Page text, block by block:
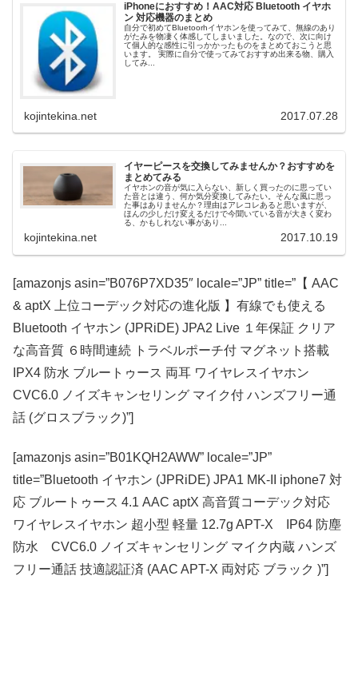
iPhoneにおすすめ！AAC対応 Bluetooth イヤホ
ン 対応機器のまとめ
自分で初めてBluetoorhイヤホンを使ってみて、無線のあり
がたみを物凄く体感してしまいました。なので、次に向け
て個人的な感性に引っかかったものをまとめておこうと思
います。 実際に自分で使ってみておすすめ出来る物、購入
してみ...
kojintekina.net 2017.07.28
イヤーピースを交換してみませんか？おすすめを
まとめてみる
イヤホンの音が気に入らない、新しく買ったのに思ってい
た音とは違う、何か気分変換してみたい。そんな風に思っ
た事はありませんか？理由はアレコレあると思いますが、
ほんの少しだけ変えるだけで今聞いている音が大きく変わ
る、かもしれない事があり...
kojintekina.net 2017.10.19
[amazonjs asin=”B076P7XD35″ locale=”JP” title=”【 AAC
& aptX 上位コーデック対応の進化版 】有線でも使える
Bluetooth イヤホン (JPRiDE) JPA2 Live １年保証 クリア
な高音質 ６時間連続 トラベルポーチ付 マグネット搭載
IPX4 防水 ブルートゥース 両耳 ワイヤレスイヤホン
CVC6.0 ノイズキャンセリング マイク付 ハンズフリー通
話 (グロスブラック)”]
[amazonjs asin=”B01KQH2AWW” locale=”JP”
title=”Bluetooth イヤホン (JPRiDE) JPA1 MK-II iphone7 対
応 ブルートゥース 4.1 AAC aptX 高音質コーデック対応
ワイヤレスイヤホン 超小型 軽量 12.7g APT-X IP64 防塵
防水 CVC6.0 ノイズキャンセリング マイク内蔵 ハンズ
フリー通話 技適認証済 (AAC APT-X 両対応 ブラック )”]